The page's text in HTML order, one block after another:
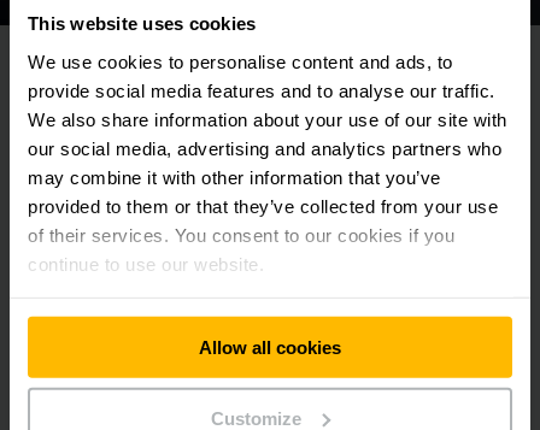
This website uses cookies
We use cookies to personalise content and ads, to
provide social media features and to analyse our traffic.
We also share information about your use of our site with
our social media, advertising and analytics partners who
may combine it with other information that you’ve
provided to them or that they’ve collected from your use
of their services. You consent to our cookies if you
continue to use our website.
Allow all cookies
Customize
Empilhadeiras